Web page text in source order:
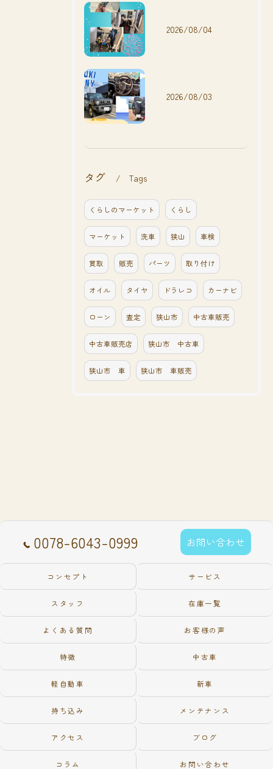
2026/08/04
2026/08/03
タグ Tags
くらしのマーケット くらし
マーケット 洗車 狭山 車検
買取 販売 パーツ 取り付け
オイル タイヤ ドラレコ カーナビ
ローン 査定 狭山市 中古車販売
中古車販売店 狭山市 中古車
狭山市 車 狭山市 車販売
0078-6043-0999 お問い合わせ
コンセプト サービス
スタッフ 在庫一覧
よくある質問 お客様の声
特徴 中古車
軽自動車 新車
持ち込み メンテナンス
アクセス ブログ
コラム お問い合わせ